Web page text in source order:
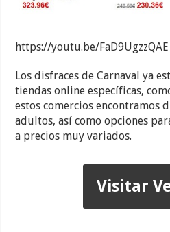
https://youtu.be/FaD9UgzzQAE
Los disfraces de Carnaval ya
tiendas online específicas,
estos comercios encontramos
adultos, así como opciones
a precios muy variados.
Visitar